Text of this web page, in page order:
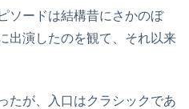
ソードは結構昔にさかのぼ
出演したのを観て、それ以来
たが、入口はクラシックであ